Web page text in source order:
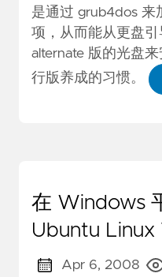
是通过 grub4dos 来
项，从而能从更盘
alternate 版的光盘
行版养成的习惯。
在 Windows
Ubuntu Linux
Apr 6, 2008